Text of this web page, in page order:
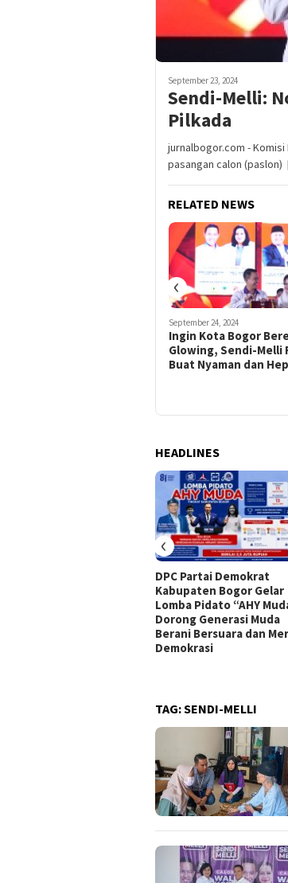
September 23, 2024
Sendi-Melli:
Pilkada
jurnalbogor.com -
pasangan calon
RELATED NEWS
September 24, 2024
Ingin Kota Bogor
Glowing, Sendi-Melli
Buat Nyaman dan
‹
HEADLINES
DPC Partai Demokrat
Kabupaten Bogor Gelar
Lomba Pidato “AHY
Dorong Generasi Muda
Berani Bersuara dan
Demokrasi
‹
TAG:SENDI-MELLI